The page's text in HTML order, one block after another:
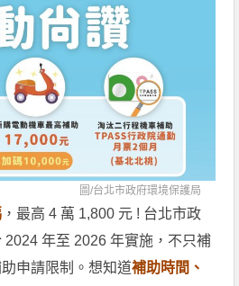
圖/台北市政府環境保護局
，最高 4 萬 1,800 元 ! 台北市政
2024 年至 2026 年實施，不只補
申請限制。想知道補助時間、